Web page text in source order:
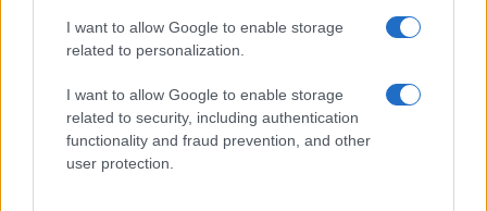
I want to allow Google to enable storage
related to personalization.
I want to allow Google to enable storage
related to security, including authentication
functionality and fraud prevention, and other
user protection.